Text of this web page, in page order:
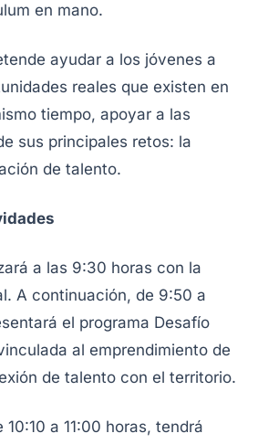
en mano.
ayudar a los jóvenes a
reales que existen en
tiempo, apoyar a las
sus principales retos: la
de talento.
a las 9:30 horas con la
A continuación, de 9:50 a
el programa Desafío
al emprendimiento de
de talento con el territorio.
a 11:00 horas, tendrá